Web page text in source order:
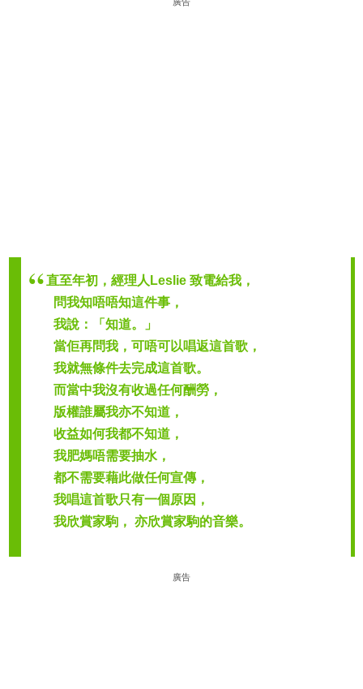
直至年初，經理人Leslie 致電給我，
問我知唔唔知這件事，
我說：「知道。」
當佢再問我，可唔可以唱返這首歌，
我就無條件去完成這首歌。
而當中我沒有收過任何酬勞，
版權誰屬我亦不知道，
收益如何我都不知道，
我肥媽唔需要抽水，
都不需要藉此做任何宣傳，
我唱這首歌只有一個原因，
我欣賞家駒， 亦欣賞家駒的音樂。
廣告